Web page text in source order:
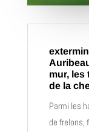
mur, les
de la
Parmi les
de frelons,